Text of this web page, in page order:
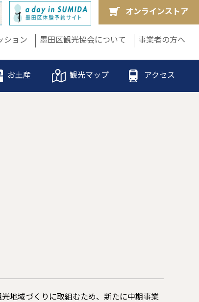
オンラインストア
ション 墨田区観光協会について 事業者の方へ
お土産 観光マップ アクセス
地域づくりに取組むため、新たに中期事業